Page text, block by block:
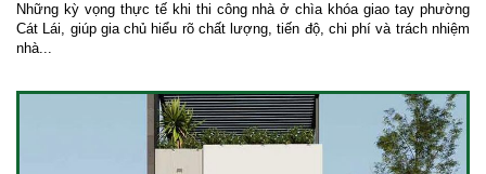
Những kỳ vọng thực tế khi thi công nhà ở chìa khóa giao tay phường
Cát Lái, giúp gia chủ hiểu rõ chất lượng, tiến độ, chi phí và trách nhiệm
nhà...